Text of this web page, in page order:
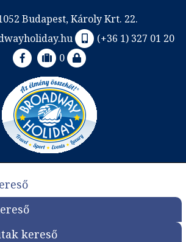
Budapest, Károly Krt. 22.
(+36 1) 327 01 20
0
kereső